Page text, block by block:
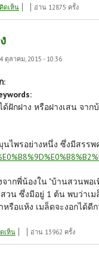
ใหม่
ดเห็น อ่าน 12875 ครั้ง
ตุลาคม, 2015 - 10:36
:
ด้ฝักฝาง หรือฝางเสน จา
นไพรอย่างหนึ่ง ซึ่งมีสรร
จากพี่น้องใน "บ้านสวนพอ
วน ซึ่งมีอยู่ 1 ต้น พบว่าเ
รือแห้ง เมล็ดจะงอกได้ดีก
ล็ดฝาง
เห็น อ่าน 13962 ครั้ง